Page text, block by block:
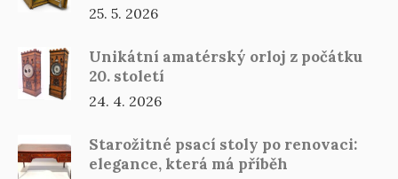
25. 5. 2026
Unikátní amatérský orloj z počátku
20. století
24. 4. 2026
Starožitné psací stoly po renovaci:
elegance, která má příběh